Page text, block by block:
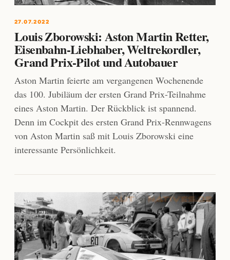
27.07.2022
Louis Zborowski: Aston Martin Retter,
Eisenbahn-Liebhaber, Weltrekordler,
Grand Prix-Pilot und Autobauer
Aston Martin feierte am vergangenen Wochenende
das 100. Jubiläum der ersten Grand Prix-Teilnahme
eines Aston Martin. Der Rückblick ist spannend.
Denn im Cockpit des ersten Grand Prix-Rennwagens
von Aston Martin saß mit Louis Zborowski eine
interessante Persönlichkeit.